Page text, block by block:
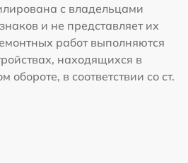
с владельцами
и не представляет их
работ выполняются
находящихся в
в соответствии со ст.